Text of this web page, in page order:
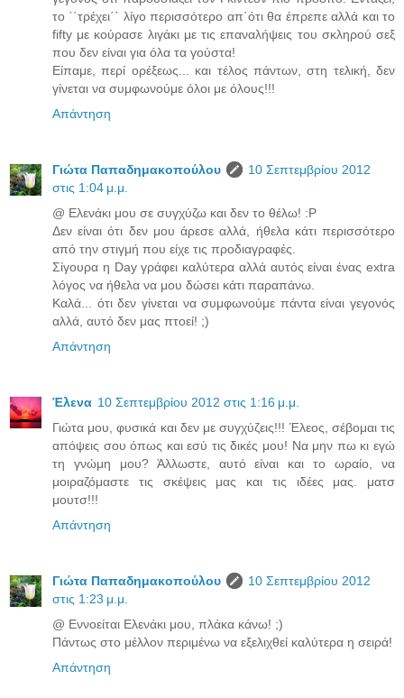
το ΄΄τρέχει΄΄ λίγο περισσότερο απ΄ότι θα έπρεπε αλλά και το
fifty με κούρασε λιγάκι με τις επαναλήψεις του σκληρού σεξ
που δεν είναι για όλα τα γούστα!
Είπαμε, περί ορέξεως... και τέλος πάντων, στη τελική, δεν
γίνεται να συμφωνούμε όλοι με όλους!!!
Απάντηση
Γιώτα Παπαδημακοπούλου
10 Σεπτεμβρίου 2012
στις 1:04 μ.μ.
@ Ελενάκι μου σε συγχύζω και δεν το θέλω! :P
Δεν είναι ότι δεν μου άρεσε αλλά, ήθελα κάτι περισσότερο
από την στιγμή που είχε τις προδιαγραφές.
Σίγουρα η Day γράφει καλύτερα αλλά αυτός είναι ένας extra
λόγος να ήθελα να μου δώσει κάτι παραπάνω.
Καλά... ότι δεν γίνεται να συμφωνούμε πάντα είναι γεγονός
αλλά, αυτό δεν μας πτοεί! ;)
Απάντηση
Έλενα 10 Σεπτεμβρίου 2012 στις 1:16 μ.μ.
Γιώτα μου, φυσικά και δεν με συγχύζεις!!! Έλεος, σέβομαι τις
απόψεις σου όπως και εσύ τις δικές μου! Να μην πω κι εγώ
τη γνώμη μου? Άλλωστε, αυτό είναι και το ωραίο, να
μοιραζόμαστε τις σκέψεις μας και τις ιδέες μας. ματσ
μουτσ!!!
Απάντηση
Γιώτα Παπαδημακοπούλου
10 Σεπτεμβρίου 2012
στις 1:23 μ.μ.
@ Εννοείται Ελενάκι μου, πλάκα κάνω! ;)
Πάντως στο μέλλον περιμένω να εξελιχθεί καλύτερα η σειρά!
Απάντηση